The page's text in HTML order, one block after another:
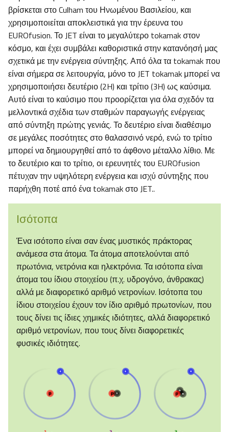
βρίσκεται στο Culham του Ηνωμένου Βασιλείου, και
χρησιμοποιείται αποκλειστικά για την έρευνα του
EUROfusion. Το JET είναι το μεγαλύτερο tokamak στον
κόσμο, και έχει συμβάλει καθοριστικά στην κατανόησή μας
σχετικά με την ενέργεια σύντηξης. Από όλα τα tokamak που
είναι σήμερα σε λειτουργία, μόνο το JET tokamak μπορεί να
χρησιμοποιήσει δευτέριο (2H) και τρίτιο (3H) ως καύσιμα.
Αυτό είναι το καύσιμο που προορίζεται για όλα σχεδόν τα
μελλοντικά σχέδια των σταθμών παραγωγής ενέργειας
από σύντηξη πρώτης γενιάς. Το δευτέριο είναι διαθέσιμο
σε μεγάλες ποσότητες στο θαλασσινό νερό, ενώ το τρίτιο
μπορεί να δημιουργηθεί από το άφθονο μέταλλο λίθιο. Με
το δευτέριο και το τρίτιο, οι ερευνητές του EUROfusion
πέτυχαν την υψηλότερη ενέργεια και ισχύ σύντηξης που
παρήχθη ποτέ από ένα tokamak στο JET..
Ισότοπα
Ένα ισότοπο είναι σαν ένας μυστικός πράκτορας
ανάμεσα στα άτομα. Τα άτομα αποτελούνται από
πρωτόνια, νετρόνια και ηλεκτρόνια. Τα ισότοπα είναι
άτομα του ίδιου στοιχείου (π.χ. υδρογόνο, άνθρακας)
αλλά με διαφορετικό αριθμό νετρονίων. Ισότοπα του
ίδιου στοιχείου έχουν τον ίδιο αριθμό πρωτονίων, που
τους δίνει τις ίδιες χημικές ιδιότητες, αλλά διαφορετικό
αριθμό νετρονίων, που τους δίνει διαφορετικές
φυσικές ιδιότητες.